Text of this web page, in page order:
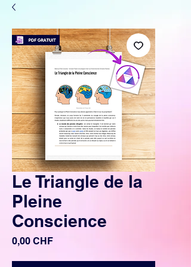
Le Triangle de la
Pleine
Conscience
0,00 CHFPrix